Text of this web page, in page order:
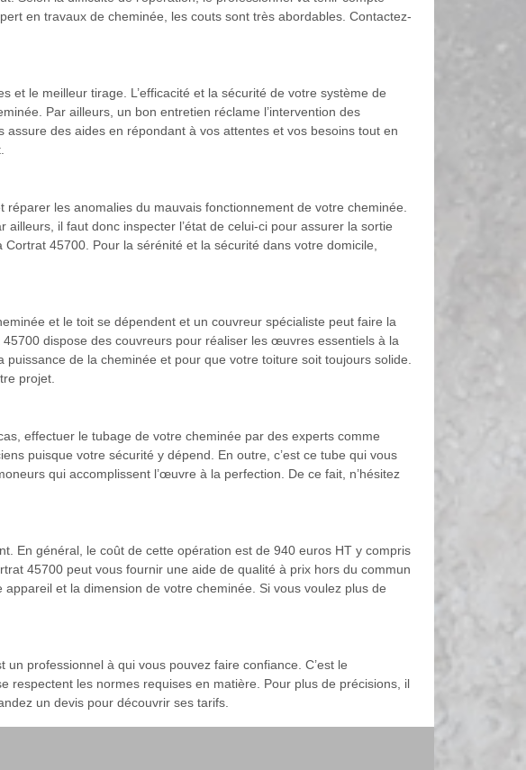
en travaux de cheminée, les couts sont très abordables. Contactez-
et le meilleur tirage. L’efficacité et la sécurité de votre système de
Par ailleurs, un bon entretien réclame l’intervention des
des aides en répondant à vos attentes et vos besoins tout en
les anomalies du mauvais fonctionnement de votre cheminée.
il faut donc inspecter l’état de celui-ci pour assurer la sortie
45700. Pour la sérénité et la sécurité dans votre domicile,
et le toit se dépendent et un couvreur spécialiste peut faire la
dispose des couvreurs pour réaliser les œuvres essentiels à la
de la cheminée et pour que votre toiture soit toujours solide.
projet.
effectuer le tubage de votre cheminée par des experts comme
puisque votre sécurité y dépend. En outre, c’est ce tube qui vous
qui accomplissent l’œuvre à la perfection. De ce fait, n’hésitez
En général, le coût de cette opération est de 940 euros HT y compris
45700 peut vous fournir une aide de qualité à prix hors du commun
et la dimension de votre cheminée. Si vous voulez plus de
professionnel à qui vous pouvez faire confiance. C’est le
respectent les normes requises en matière. Pour plus de précisions, il
un devis pour découvrir ses tarifs.